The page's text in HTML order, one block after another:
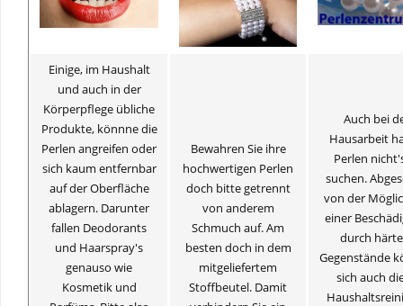
Einige, im Haushalt
und auch in der
Körperpflege übliche
Produkte, könnne die
Perlen angreifen oder
sich kaum entfernbar
auf der Oberfläche
ablagern. Darunter
fallen Deodorants
und Haarspray's
genauso wie
Kosmetik und
Bewahren Sie ihre
hochwertigen Perlen
doch bitte getrennt
von anderem
Schmuch auf. Am
besten doch in dem
mitgeliefertem
Stoffbeutel. Damit
Auch bei
Hausarbeit
Perlen
suchen.
von der
einer
durch
Gegenstände
sich auch